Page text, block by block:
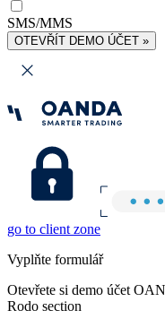
SMS/MMS
OTEVŘÍT DEMO ÚČET »
go to client zone
Vyplňte formulář
Otevřete si demo účet
Rodo section